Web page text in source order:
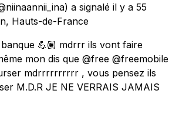
a signalé il y a 55
Hauts-de-France
💪🏽 mdrrr ils vont faire
mon dis que @free @freemobile
mdrrrrrrrrrr , vous pensez ils
M.D.R JE NE VERRAIS JAMAIS